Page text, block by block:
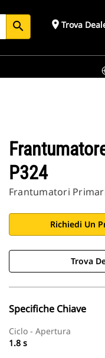
search place Trova
P324
Frantumatori
Richiedi Un
Trova
Specifiche Chiave
Ciclo - Apertura
1.8 s